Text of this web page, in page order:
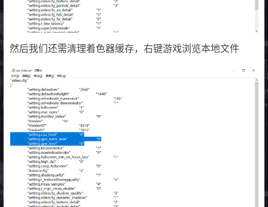
然后我们还需清理着色器缓存，右键游戏浏览本地文件